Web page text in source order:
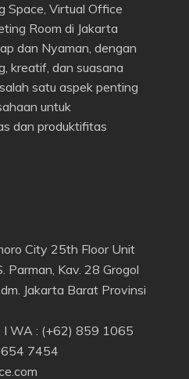
Space, Virtual Office
Room di Jakarta
dan Nyaman, dengan
kreatif, dan suasana
satu aspek penting
untuk
dan produktifitas
City 25th Floor Unit
Parman, Kav. 28 Grogol
Jakarta Barat Provinsi
WA : (+62) 859 1065
7454